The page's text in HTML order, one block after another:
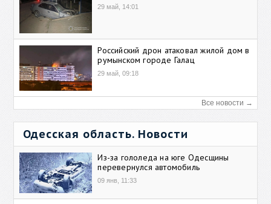
29 май, 14:01
Российский дрон атаковал жилой дом в
румынском городе Галац
29 май, 09:18
Все новости →
Одесская область. Новости
Из-за гололеда на юге Одесщины
перевернулся автомобиль
09 янв, 11:33